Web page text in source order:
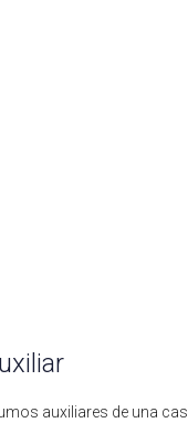
auxiliares de una